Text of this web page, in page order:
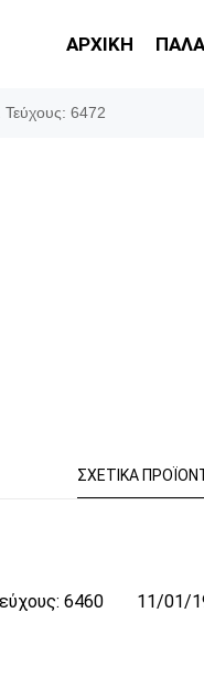
ΑΡΧΙΚΗ
6472
ΣΧΕΤΙΚΆ
6460 11/01/